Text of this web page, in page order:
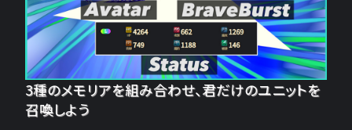
3種のメモリアを組み合わせ、君だけのユニットを
召喚しよう